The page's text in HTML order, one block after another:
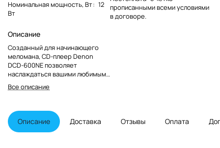
Номинальная мощность, Вт: 12
Вт
Описание
Созданный для начинающего
меломана, CD-плеер Denon
DCD-600NE позволяет
наслаждаться вашими любимыми
компакт-дисками. Собственная
технология AL32 Processing,
Denon, в сочетании с
инновационной схемотехникой
гарантирует, что записи будут
Все описание
прописанными всеми условиями
в договоре.
Описание Доставка Отзывы Оплата